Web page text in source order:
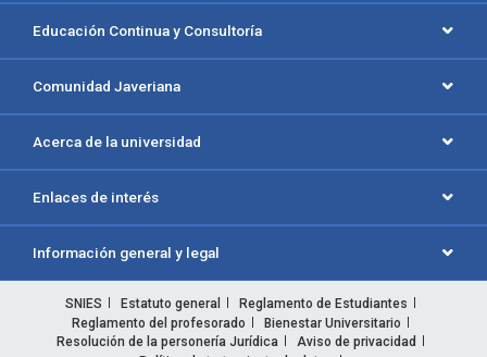
Educación Continua y Consultoría
Comunidad Javeriana
Acerca de la universidad
Enlaces de interés
Información general y legal
SNIES Estatuto general
Reglamento de Estudiantes
Reglamento del profesorado
Bienestar Universitario
Resolución de la personería Jurídica
Aviso de privacidad